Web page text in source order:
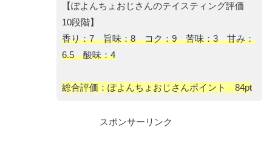
【ぽよんちょおじさんのテイスティング評価
10段階】
香り：7 旨味：8 コク：9 苦味：3 甘み：
6.5 酸味：4
総合評価：ぽよんちょおじさんポイント 84pt
スポンサーリンク